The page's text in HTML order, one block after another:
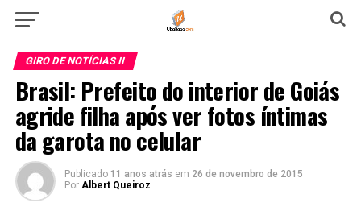
GIRO DE NOTÍCIAS II
Brasil: Prefeito do interior de Goiás
agride filha após ver fotos íntimas
da garota no celular
Publicado 11 anos atrás em 26 de novembro de 2015
Por Albert Queiroz